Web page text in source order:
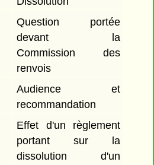
Question portée
devant la
Commission des
renvois
Audience et
recommandation
Effet d'un règlement
portant sur la
dissolution d'un